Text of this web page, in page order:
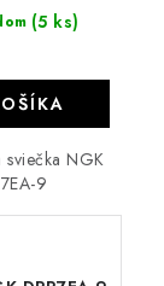
(5 ks)
sviečka NGK
9